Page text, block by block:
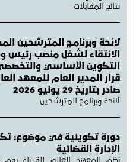
نتائج المقابلات
لائـحة وبرنامـج المترشحين
الانتقاء لـشغل منصب رئيس
التكوين الأساسي
صادر بتاريخ 29 يونيو 2026
لائحة وبرنامج المترشحين
دورة تكوينية في موضوع:
الإدارة القضائية